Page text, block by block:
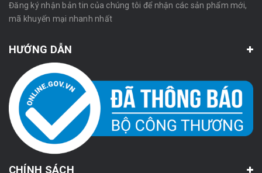
Đăng ký nhận bản tin của chúng tôi để nhận các sản phẩm mới,
mã khuyến mại nhanh nhất
HƯỚNG DẪN
CHÍNH SÁCH